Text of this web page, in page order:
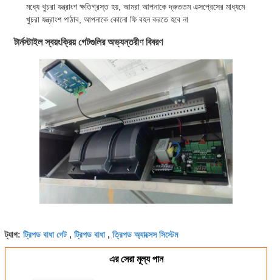
মধ্যে খুচরা যন্ত্রাংশ ক্ষতিগ্রস্ত হয়, আমরা আপনাকে দ্রুততম এক্সপ্রেসের মাধ্যমে
খুচরা যন্ত্রাংশ পাঠাব, আপনাকে কোনো ফি বহন করতে হবে না
টার্নস্টাইল স্বয়ংক্রিয় গেটগুলির অভ্যন্তরীণ বিবরণ
ট্যাগ: ট্রিপড বাধা গেট, ট্রিপড বাধা, ত্রিপড অ্যাক্সেস সিস্টেম
এর সেরা মূল্য পান